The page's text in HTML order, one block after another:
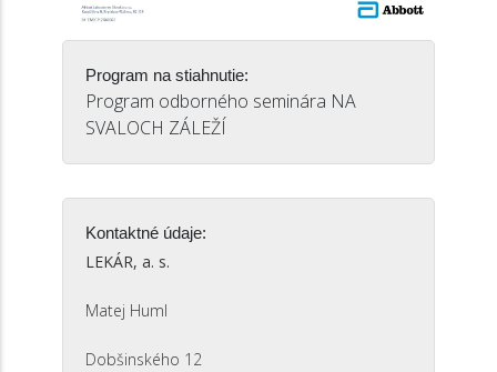
Program na stiahnutie:
Program odborného seminára NA
SVALOCH ZÁLEŽÍ
Kontaktné údaje:
LEKÁR, a. s.
Matej Huml
Dobšinského 12